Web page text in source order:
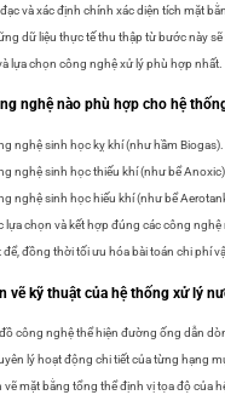
và xác định chính xác diện tích mặt
dữ liệu thực tế thu thập từ bước này
lựa chọn công nghệ xử lý phù hợp nhất.
nghệ nào phù hợp cho hệ
nghệ sinh học kỵ khí (như hầm Biogas).
nghệ sinh học thiếu khí (như bể Anoxic).
nghệ sinh học hiếu khí (như bể
lựa chọn và kết hợp đúng các công
để, đồng thời tối ưu hóa bài toán chi phí
vẽ kỹ thuật của hệ thống xử lý
công nghệ thể hiện đường ống dẫn
lý hoạt động chi tiết của từng hạng
vẽ mặt bằng tổng thể định vị tọa độ của